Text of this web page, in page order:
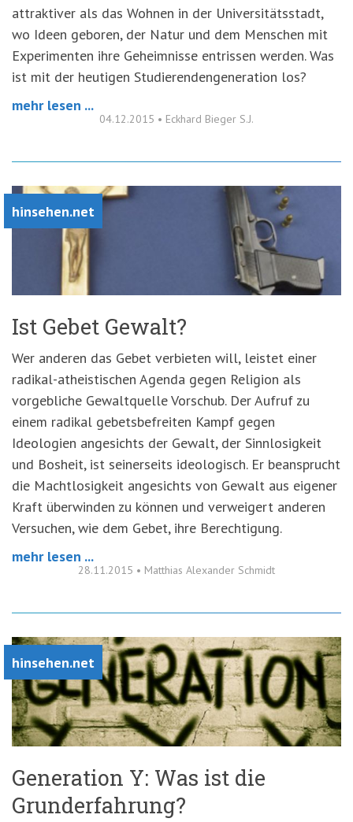
attraktiver als das Wohnen in der Universitätsstadt,
wo Ideen geboren, der Natur und dem Menschen mit
Experimenten ihre Geheimnisse entrissen werden. Was
ist mit der heutigen Studierendengeneration los?
mehr lesen ...
04.12.2015 • Eckhard Bieger S.J.
hinsehen.net
Ist Gebet Gewalt?
Wer anderen das Gebet verbieten will, leistet einer
radikal-atheistischen Agenda gegen Religion als
vorgebliche Gewaltquelle Vorschub. Der Aufruf zu
einem radikal gebetsbefreiten Kampf gegen
Ideologien angesichts der Gewalt, der Sinnlosigkeit
und Bosheit, ist seinerseits ideologisch. Er beansprucht
die Machtlosigkeit angesichts von Gewalt aus eigener
Kraft überwinden zu können und verweigert anderen
Versuchen, wie dem Gebet, ihre Berechtigung.
mehr lesen ...
28.11.2015 • Matthias Alexander Schmidt
hinsehen.net
Generation Y: Was ist die
Grunderfahrung?